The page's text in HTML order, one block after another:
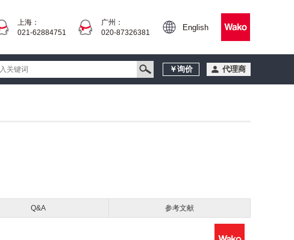
上海：
021-62884751
广州：
020-87326381
English
￥询价 代理商
Q&A 参考文献